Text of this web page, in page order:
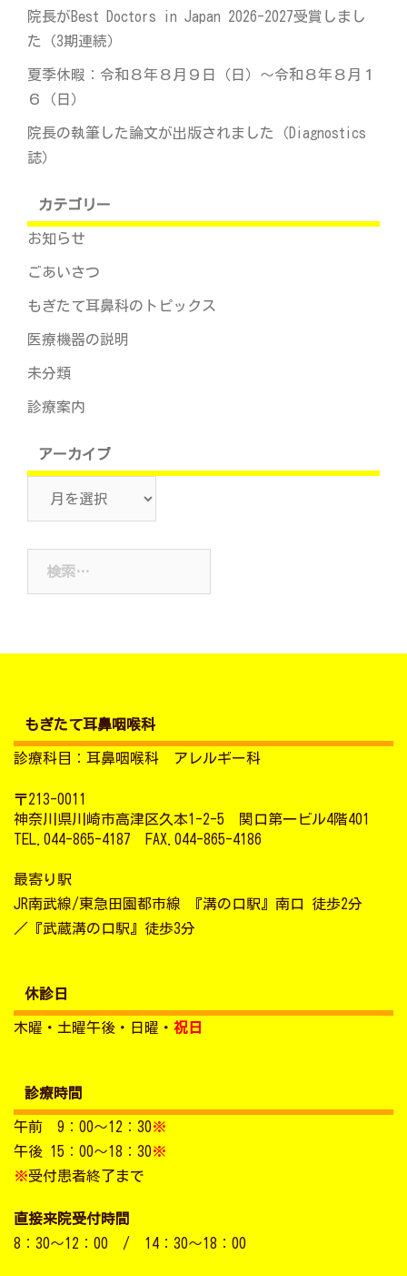
院長がBest Doctors in Japan 2026-2027受賞しまし
た（3期連続）
夏季休暇：令和８年８月９日（日）～令和８年８月１
６（日）
院長の執筆した論文が出版されました（Diagnostics
誌）
カテゴリー
お知らせ
ごあいさつ
もぎたて耳鼻科のトピックス
医療機器の説明
未分類
診療案内
アーカイブ
もぎたて耳鼻咽喉科
診療科目：耳鼻咽喉科 アレルギー科
〒213-0011
神奈川県川崎市高津区久本1-2-5 関口第一ビル4階401
TEL.044-865-4187 FAX.044-865-4186
最寄り駅
JR南武線/東急田園都市線 『溝の口駅』南口 徒歩2分
／『武蔵溝の口駅』徒歩3分
休診日
木曜・土曜午後・日曜・ 祝日
診療時間
午前 9：00～12：30※
午後 15：00～18：30※
※受付患者終了まで
直接来院受付時間
8：30～12：00 / 14：30～18：00